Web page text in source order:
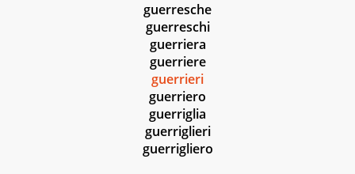
guerresche
guerreschi
guerriera
guerriere
guerrieri
guerriero
guerriglia
guerriglieri
guerrigliero